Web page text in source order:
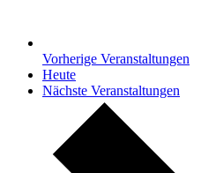
Vorherige Veranstaltungen
Heute
Nächste Veranstaltungen